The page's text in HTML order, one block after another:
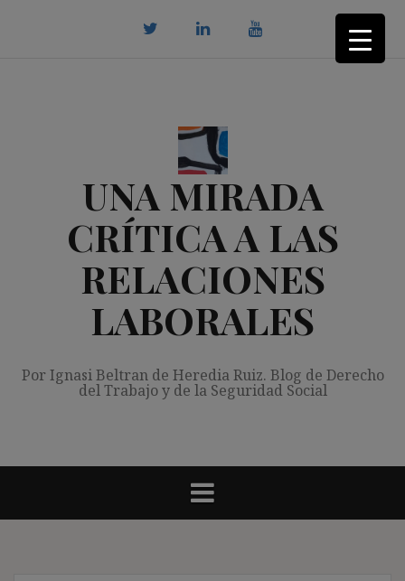
UNA MIRADA
CRÍTICA A LAS
RELACIONES
LABORALES
Por Ignasi Beltran de Heredia Ruiz. Blog de Derecho
del Trabajo y de la Seguridad Social